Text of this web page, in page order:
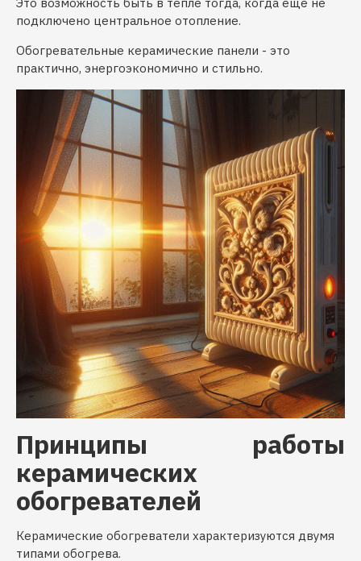
подключено центральное отопление.
Обогревательные керамические панели - это
практично, энергоэкономично и стильно.
Принципы работы
керамических
обогревателей
Керамические обогреватели характеризуются двумя
типами обогрева.